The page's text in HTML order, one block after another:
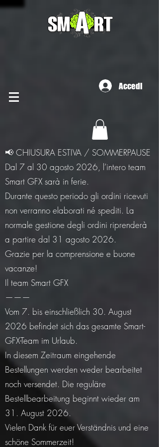
Accedi
📢 CHIUSURA ESTIVA / SOMMERPAUSE
Dal 7 al 30 agosto 2026, l’intero team
Smart GFX sarà in ferie.
Durante questo periodo gli ordini ricevuti
non verranno elaborati né spediti. La
normale gestione degli ordini riprenderà
a partire dal 31 agosto 2026.
Grazie per la comprensione e buone
vacanze!
Il team Smart GFX
———
Vom 7. bis einschließlich 30. August
2026 befindet sich das gesamte Smart-
GFX-Team im Urlaub.
In diesem Zeitraum eingehende
Bestellungen werden weder bearbeitet
noch versendet. Die reguläre
Bestellbearbeitung beginnt wieder am
31. August 2026.
Vielen Dank für euer Verständnis und eine
schöne Sommerzeit!